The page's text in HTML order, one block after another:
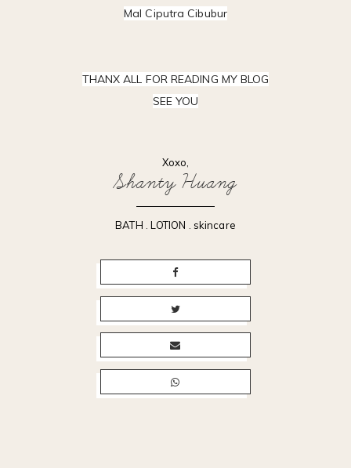
Mal Ciputra Cibubur
THANX ALL FOR READING MY BLOG
SEE YOU
Xoxo,
Shanty Huang
BATH LOTION skincare